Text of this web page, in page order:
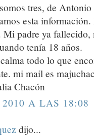
tres, de
esta
Mi padre ya
tenía 18 años.
todo lo que
mi mail es
Chacón
A LAS 18:08
dijo...